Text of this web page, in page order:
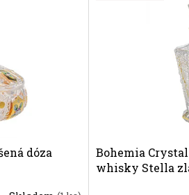
dóza
Bohemia
whisky Stella